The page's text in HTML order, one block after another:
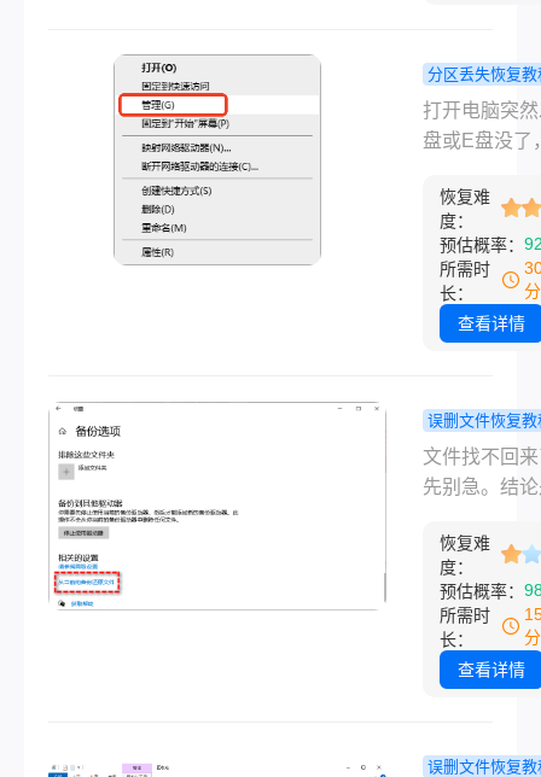
论文/客户资
照片，该怎么
办？"那么移
无法读取怎
呢？今天，
享最实用的
盘故障修复
帮你避免数
的噩梦。
分区丢失恢复教
区突然不见
据还能找回
实管用！
打开电脑突
盘或E盘没了
的文件、照
作资料全都
——这种事谁
都会慌。分
的原因有很
错盘……不管
种，最关心
分区丢失数
找回。本文
到难、从免
费的顺序介
方法，覆盖
符丢失、分
坏、误删分
装系统后分
恢复难
度：
预估概率：
所需时
长：
查看详情
误删文件恢复教
何恢复被删
文件？别慌
回来，但有
提……
文件找不回
先别急。结
文件都能恢
提是你清空
或格式化之
再往那个盘
任何新东西
据会覆盖旧
恢复难
度：
预估概率：
所需时
长：
查看详情
误删文件恢复教